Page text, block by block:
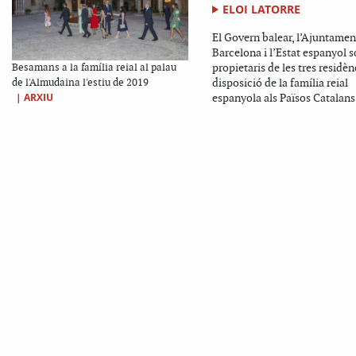
Besamans a la família reial al palau
de l'Almudaina l'estiu de 2019
| ARXIU
ELOI LATORRE
El Govern balear,
Barcelona i l’Estat espanyol
propietaris de les tres
disposició de la família reial
espanyola als Països